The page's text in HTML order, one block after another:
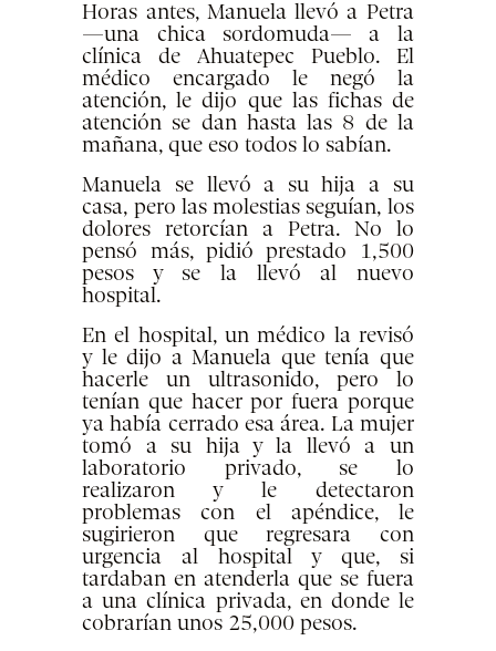
Horas antes, Manuela llevó a Petra
—una chica sordomuda— a la
clínica de Ahuatepec Pueblo. El
médico encargado le negó la
atención, le dijo que las fichas de
atención se dan hasta las 8 de la
mañana, que eso todos lo sabían.
Manuela se llevó a su hija a su
casa, pero las molestias seguían, los
dolores retorcían a Petra. No lo
pensó más, pidió prestado 1,500
pesos y se la llevó al nuevo
hospital.
En el hospital, un médico la revisó
y le dijo a Manuela que tenía que
hacerle un ultrasonido, pero lo
tenían que hacer por fuera porque
ya había cerrado esa área. La mujer
tomó a su hija y la llevó a un
laboratorio privado, se lo
realizaron y le detectaron
problemas con el apéndice, le
sugirieron que regresara con
urgencia al hospital y que, si
tardaban en atenderla que se fuera
a una clínica privada, en donde le
cobrarían unos 25,000 pesos.